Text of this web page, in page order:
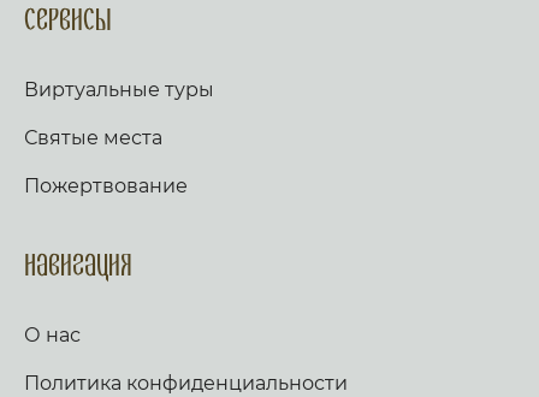
Сервисы
Виртуальные туры
Святые места
Пожертвование
Навигация
О нас
Политика конфиденциальности